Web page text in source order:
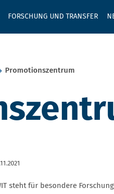
FORSCHUNG UND TRANSFER
Promotionszentrum
steht für besondere